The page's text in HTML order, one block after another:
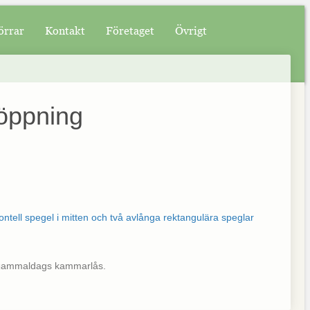
Kontakt Företaget Övrigt
kammarlås.